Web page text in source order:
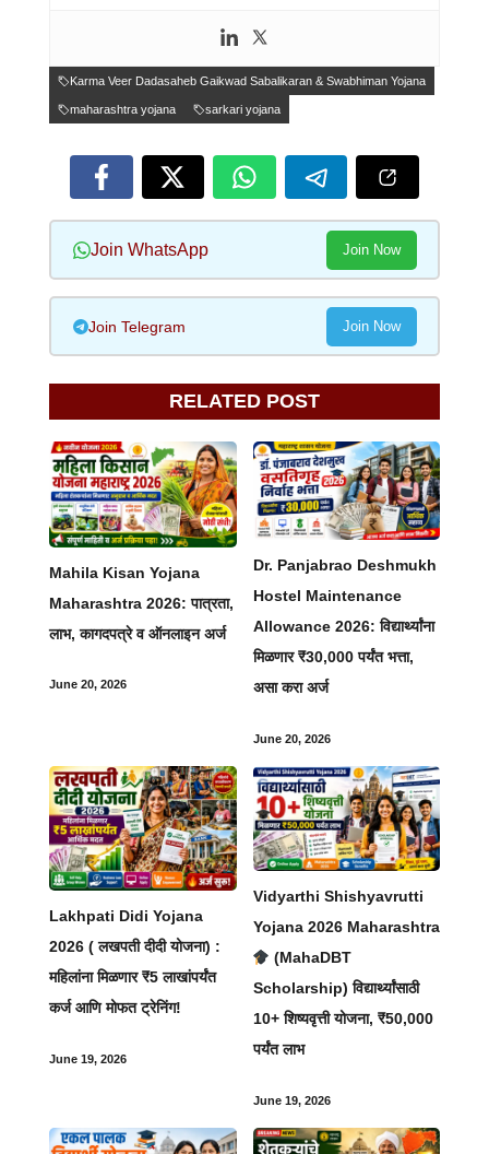
Karma Veer Dadasaheb Gaikwad Sabalikaran & Swabhiman Yojana
maharashtra yojana sarkari yojana
Join WhatsApp Join Now
Join Telegram Join Now
RELATED POST
Mahila Kisan Yojana
Maharashtra 2026: पात्रता,
लाभ, कागदपत्रे व ऑनलाइन अर्ज
June 20, 2026
Dr. Panjabrao Deshmukh
Hostel Maintenance
Allowance 2026: विद्यार्थ्यांना
मिळणार ₹30,000 पर्यंत भत्ता,
असा करा अर्ज
June 20, 2026
Lakhpati Didi Yojana
2026 ( लखपती दीदी योजना) :
महिलांना मिळणार ₹5 लाखांपर्यंत
कर्ज आणि मोफत ट्रेनिंग!
June 19, 2026
Vidyarthi Shishyavrutti
Yojana 2026 Maharashtra
(MahaDBT
Scholarship) विद्यार्थ्यांसाठी
10+ शिष्यवृत्ती योजना, ₹50,000
पर्यंत लाभ
June 19, 2026